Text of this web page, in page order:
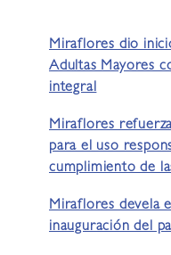
Miraflores dio
Adultas Mayores
integral
Miraflores
para el uso
cumplimiento de
Miraflores devela
inauguración del